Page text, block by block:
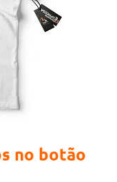
no botão